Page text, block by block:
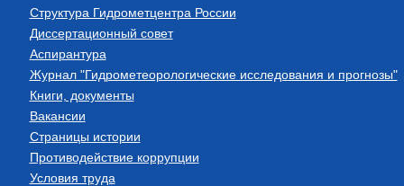
Структура Гидрометцентра России
Диссертационный совет
Аспирантура
Журнал "Гидрометеорологические исследования и прогнозы"
Книги, документы
Вакансии
Страницы истории
Противодействие коррупции
Условия труда